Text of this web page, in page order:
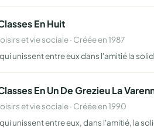
En Huit
et vie sociale · Créée en 1987
unissent entre eux dans l'amitié la
En Un De Grezieu La
et vie sociale · Créée en 1990
unissent entre eux, dans l'amitié, la